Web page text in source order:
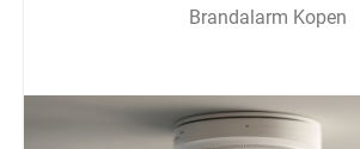
Brandalarm Kopen